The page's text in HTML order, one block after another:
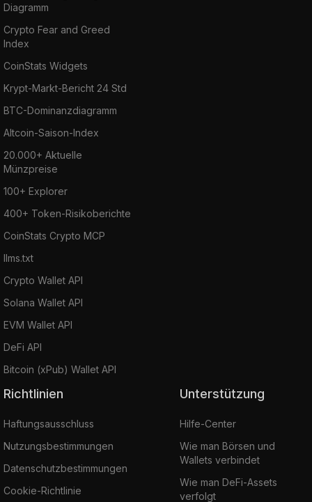
Diagramm
Crypto Fear and Greed
Index
CoinStats Widgets
Krypt-Markt-Bericht 24 Std
BTC-Dominanzdiagramm
Altcoin-Saison-Index
20.000+ Aktuelle
Münzpreise
100+ Explorer
400+ Token-Risikoberichte
CoinStats Crypto MCP
llms.txt
Crypto Wallet API
Solana Wallet API
EVM Wallet API
DeFi API
Bitcoin (xPub) Wallet API
Richtlinien
Haftungsausschluss
Nutzungsbestimmungen
Datenschutzbestimmungen
Cookie-Richtlinie
Unterstützung
Hilfe-Center
Wie man Börsen und
Wallets verbindet
Wie man DeFi-Assets
verfolgt